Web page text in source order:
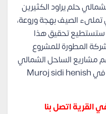
حلم يراود الكثيرين
تملىء الصيف بهجة وروعة،
تحقيق هذا
المطورة للمشروع
مشاريع الساحل الشمالي
فمن المتوقع أن يبدأ سعر الوحدة في Muroj sidi henish
القرية اتصل بنا